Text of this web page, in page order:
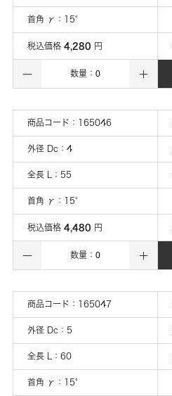
首角 γ ： 15°
税込価格 4,280 円
数量：
商品コード： 165046
外径 Dc ： 4
全長 L ： 55
首角 γ ： 15°
税込価格 4,480 円
数量：
商品コード： 165047
外径 Dc ： 5
全長 L ： 60
首角 γ ： 15°